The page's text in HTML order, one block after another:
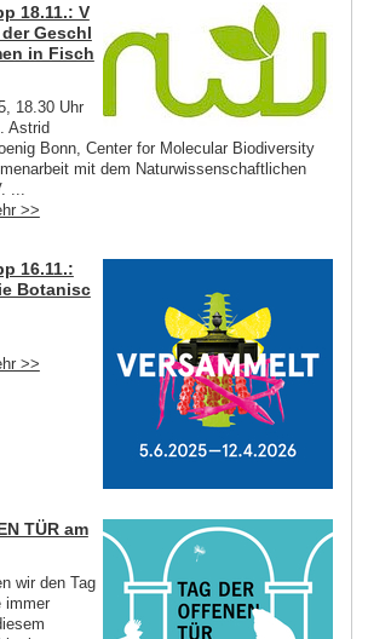
18.11.: V
Geschl
in Fisch
18.30 Uhr
Astrid
Bonn, Center for Molecular Biodiversity
mit dem Naturwissenschaftlichen
...
>>
16.11.:
Botanisc
>>
TÜR am
wir den Tag
immer